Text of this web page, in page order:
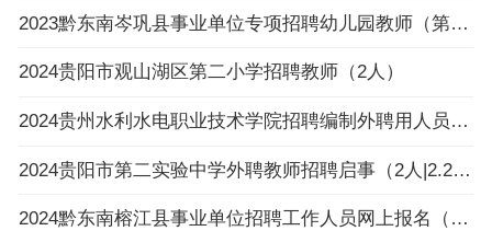
2023黔东南岑巩县事业单位专项招聘幼儿园教师（第一批）拟聘用人员公示
2024贵阳市观山湖区第二小学招聘教师（2人）
2024贵州水利水电职业技术学院招聘编制外聘用人员面试名单公告
2024贵阳市第二实验中学外聘教师招聘启事（2人|2.26-3.4报名）
2024黔东南榕江县事业单位招聘工作人员网上报名（以缴费为准）不足3:1比例岗位一览表（截止